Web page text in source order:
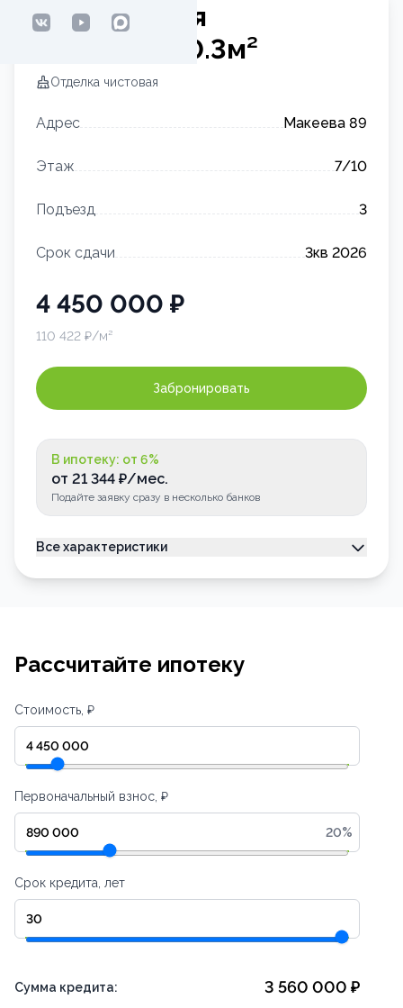
2-комнатная
40.3м²
Отделка чистовая
Адрес Макеева 89
Этаж 7/10
Подъезд 3
Срок сдачи 3кв 2026
4 450 000 ₽
110 422 ₽/м²
Забронировать
В ипотеку: от 6%
от 21 344 ₽/мес.
Подайте заявку сразу в несколько банков
Все характеристики
Рассчитайте ипотеку
Стоимость, ₽
Первоначальный взнос, ₽
20%
Срок кредита, лет
Сумма кредита: 3 560 000 ₽